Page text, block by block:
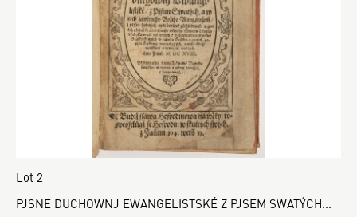
Lot 2
PJSNE DUCHOWNJ EWANGELISTSKÉ Z PJSEM SWATÝCH...